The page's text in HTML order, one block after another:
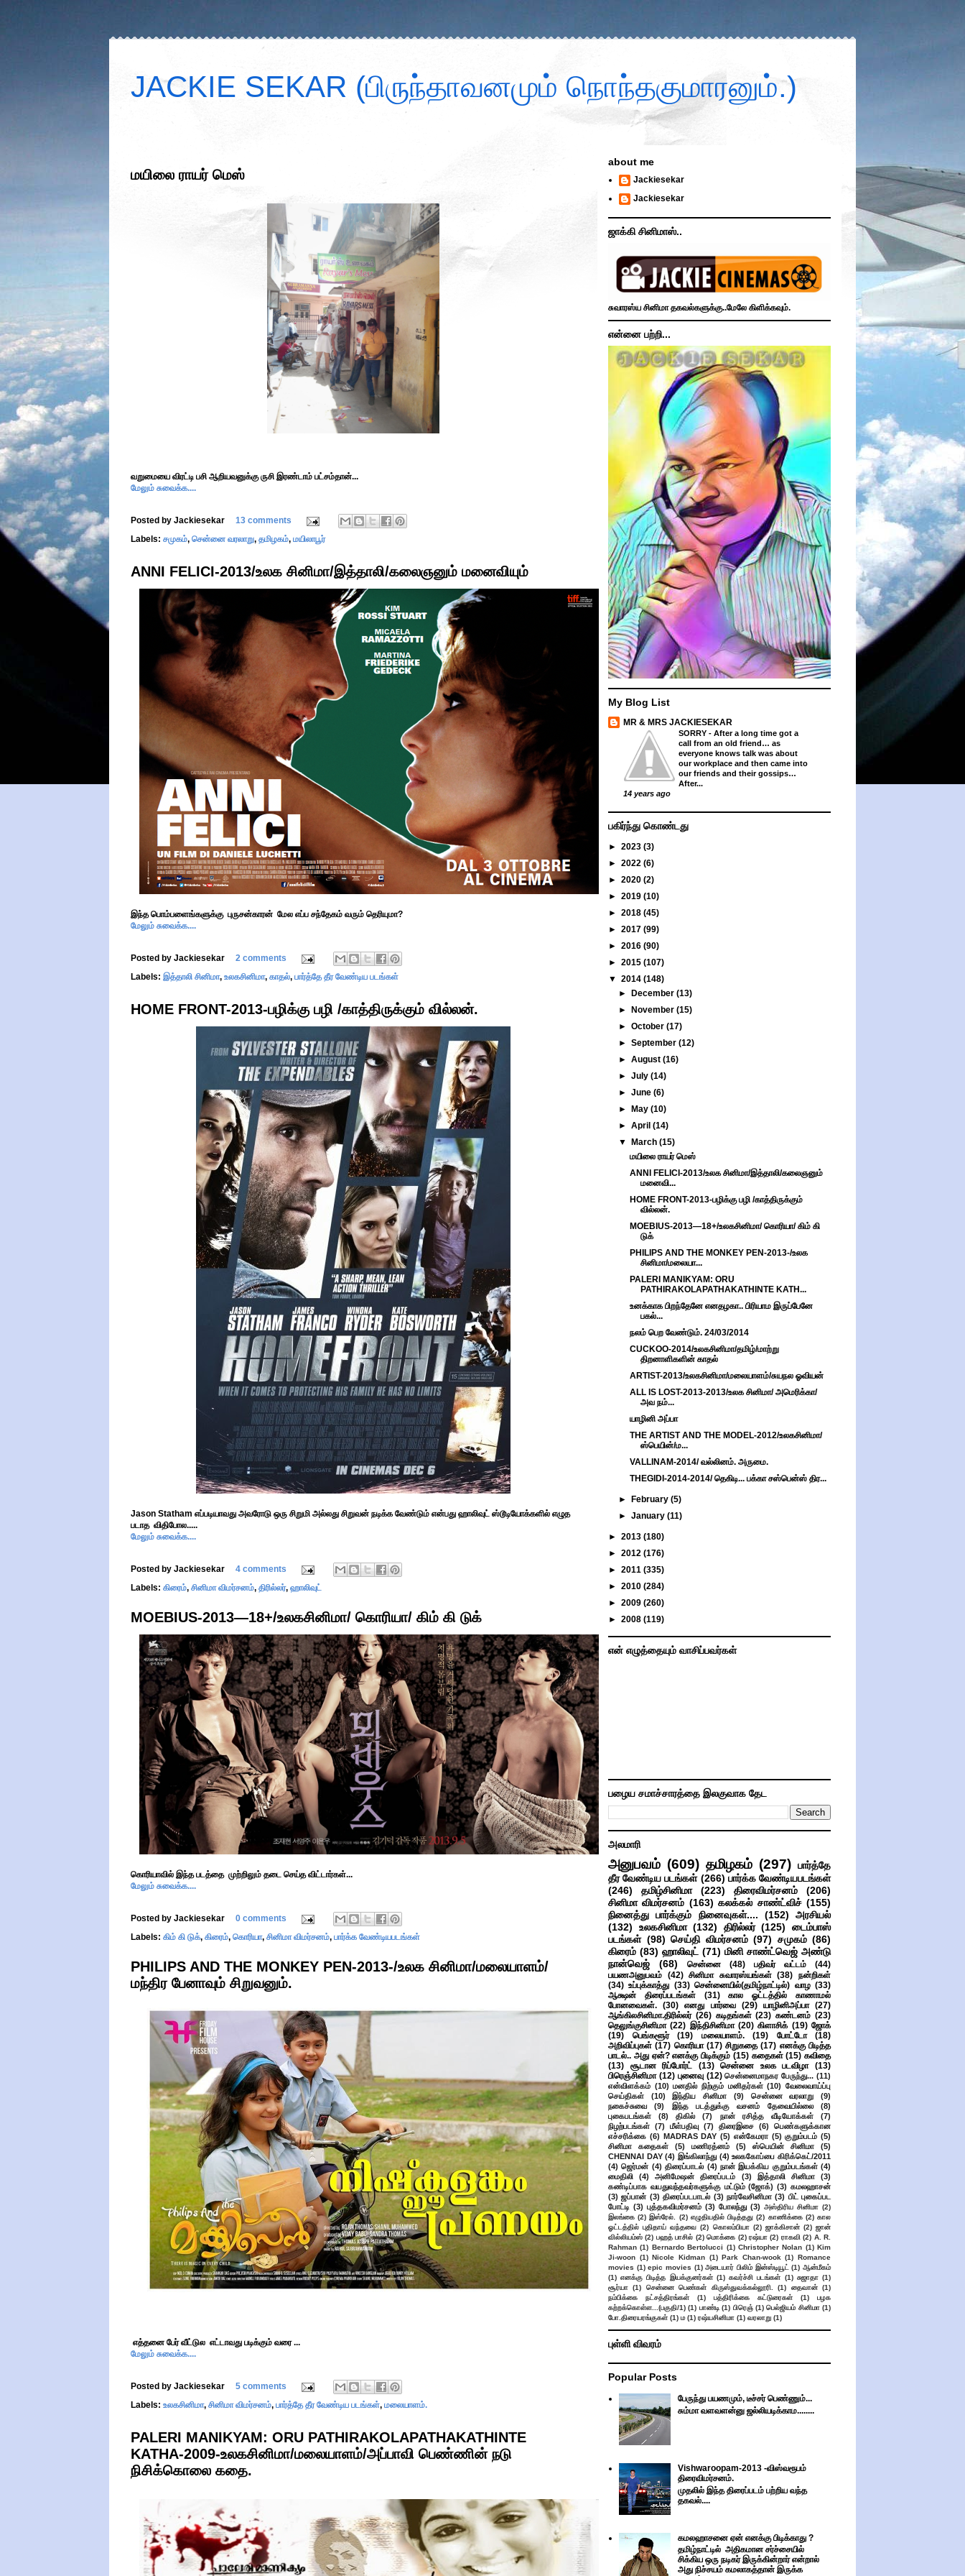
JACKIE SEKAR (பிருந்தாவனமும் நொந்தகுமாரனும்.)
மயிலை ராயர் மெஸ்
வறுமையை விரட்டி பசி ஆறியவனுக்கு ருசி இரண்டாம் பட்சம்தான்...
மேலும் சுவைக்க....
Posted by Jackiesekar
13 comments
Labels: சமுகம், சென்னை வரலாறு, தமிழகம், மயிலாபூர்
ANNI FELICI-2013/உலக சினிமா/இத்தாலி/கலைஞனும் மனைவியும்
இந்த பொம்பளைங்களுக்கு புருசன்காரன் மேல எப்ப சந்தேகம் வரும் தெரியுமா?
மேலும் சுவைக்க....
Posted by Jackiesekar
2 comments
Labels: இத்தாலி சினிமா, உலகசினிமா, காதல், பார்த்தே தீர வேண்டிய படங்கள்
HOME FRONT-2013-பழிக்கு பழி /காத்திருக்கும் வில்லன்.
Jason Statham எப்படியாவது அவரோடு ஒரு சிறுமி அல்லது சிறுவன் நடிக்க வேண்டும் என்பது ஹாலிவுட் ஸ்டூடியோக்களில் எழுத
படாத விதிபோல.....
மேலும் சுவைக்க....
Posted by Jackiesekar
4 comments
Labels: கிரைம், சினிமா விமர்சனம், திரில்லர், ஹாலிவுட்
MOEBIUS-2013—18+/உலகசினிமா/ கொரியா/ கிம் கி டுக்
கொரியாவில் இந்த படத்தை முற்றிலும் தடை செய்த விட்டார்கள்...
மேலும் சுவைக்க....
Posted by Jackiesekar
0 comments
Labels: கிம் கி டுக், கிரைம், கொரியா, சினிமா விமர்சனம், பார்க்க வேண்டியபடங்கள்
PHILIPS AND THE MONKEY PEN-2013-/உலக சினிமா/மலையாளம்/
மந்திர பேனாவும் சிறுவனும்.
எத்தனை பேர் வீட்டுல எட்டாவது படிக்கும் வரை ...
மேலும் சுவைக்க....
Posted by Jackiesekar
5 comments
Labels: உலகசினிமா, சினிமா விமர்சனம், பார்த்தே தீர வேண்டிய படங்கள், மலையாளம்.
PALERI MANIKYAM: ORU PATHIRAKOLAPATHAKATHINTE
KATHA-2009-உலகசினிமா/மலையாளம்/அப்பாவி பெண்ணின் நடு
நிசிக்கொலை கதை.
about me
Jackiesekar
Jackiesekar
ஜாக்கி சினிமாஸ்..
சுவாரஸ்ய சினிமா தகவல்களுக்கு..மேலே கிளிக்கவும்.
என்னை பற்றி...
My Blog List
MR & MRS JACKIESEKAR
SORRY - After a long time got a
call from an old friend… as
everyone knows talk was about
our workplace and then came into
our friends and their gossips…
After...
14 years ago
பகிர்ந்து கொண்டது
► 2023 (3)
► 2022 (6)
► 2020 (2)
► 2019 (10)
► 2018 (45)
► 2017 (99)
► 2016 (90)
► 2015 (107)
▼ 2014 (148)
►
December(13)
►
November(15)
►October(17)
►September(12)
►August(16)
►July(14)
►June(6)
►
May(10)
►April(14)
▼
March(15)
மயிலை ராயர் மெஸ்
ANNI FELICI-2013/உலக சினிமா/இத்தாலி/கலைஞனும்
மனைவி...
HOME FRONT-2013-பழிக்கு பழி /காத்திருக்கும்
வில்லன்.
MOEBIUS-2013—18+/உலகசினிமா/ கொரியா/ கிம் கி
டுக்
PHILIPS AND THE MONKEY PEN-2013-/உலக
சினிமா/மலையா...
PALERI MANIKYAM: ORU
PATHIRAKOLAPATHAKATHINTE KATH...
உனக்காக பிறந்தேனே எனதழகா.. பிரியாம இருப்பேனே
பகல்...
நலம் பெற வேண்டும். 24/03/2014
CUCKOO-2014/உலகசினிமா/தமிழ்/மாற்று
திறனாளிகளின் காதல்
ARTIST-2013/உலகசினிமா/மலையாளம்/சுயநல ஓவியன்
ALL IS LOST-2013-2013/உலக சினிமா/ அமெரிக்கா/
அவ நம்...
யாழினி அப்பா
THE ARTIST AND THE MODEL-2012/உலகசினிமா/
ஸ்பெயின்/ம...
VALLINAM-2014/ வல்லினம். அருமை.
THEGIDI-2014-2014/ தெகிடி... பக்கா சஸ்பென்ஸ் திர...
► February(5)
►January(11)
► 2013 (180)
► 2012 (176)
► 2011 (335)
► 2010 (284)
► 2009 (260)
► 2008 (119)
என் எழுத்தையும் வாசிப்பவர்கள்
பழைய சமாச்சாரத்தை இலகுவாக தேட
அலமாரி
அனுபவம் (609) தமிழகம் (297) பார்த்தே
தீர வேண்டிய படங்கள் (266) பார்க்க வேண்டியபடங்கள்
(246)
தமிழ்சினிமா (223) திரைவிமர்சனம்
(206)
சினிமா விமர்சனம் (163) கலக்கல் சாண்ட்விச் (155)
நினைத்து பார்க்கும் நினைவுகள்....
(152)
அரசியல்
(132)
உலகசினிமா (132) திரில்லர் (125)
டைம்பாஸ்
படங்கள் (98) செய்தி விமர்சனம் (97) சமுகம் (86)
கிரைம் (83) ஹாலிவுட் (71) மினி சாண்ட்வெஜ் அண்டு
நான்வெஜ்
(68) சென்னை (48) பதிவர் வட்டம்
(44)
பயணஅனுபவம் (42) சினிமா சுவாரஸ்யங்கள் (38) நன்றிகள்
(34) உப்புக்காத்து (33) சென்னையில்(தமிழ்நாட்டில்) வாழ (33)
ஆக்ஷன் திரைப்படங்கள்
(31)
கால ஓட்டத்தில் காணாமல்
போனவைகள். (30) எனது பார்வை (29) யாழினிஅப்பா (27)
ஆங்கிலசினிமா.திரில்லர் (26) கடிதங்கள் (23) கண்டனம் (23)
தெலுங்குசினிமா (22) இந்திசினிமா (20) கிளாசிக் (19) ஜோக்
(19)
பெங்களூர் (19) மலையாளம். (19) போட்டோ
(18)
அறிவிப்புகள் (17) கொரியா (17) சிறுகதை (17) எனக்கு பிடித்த
பாடல்.. அது ஏன்? எனக்கு பிடிக்கும் (15) கதைகள் (15) கவிதை
(13)
சூடான ரிப்போர்ட் (13) சென்னை உலக படவிழா
(13)
பிரெஞ்சினிமா (12) புனைவு (12) சென்னைமாநகர பேருந்து... (11)
என்விளக்கம் (10) மனதில் நிற்கும் மனிதர்கள் (10) வேலைவாய்ப்பு
செய்திகள்
(10) இந்திய சினிமா (9) சென்னை வரலாறு
(9)
நகைச்சுவை
(9) இந்த படத்துக்கு வசனம் தேவையில்லை
(8)
புகைபடங்கள்
(8) திகில் (7) நான் ரசித்த வீடியோக்கள்
(7)
நிழற்படங்கள் (7) மீள்பதிவு (7) திரைஇசை (6)
பெண்களுக்கான
எச்சரிக்கை (6) MADRAS DAY (5) என்கேமரா (5) குறும்படம் (5)
சினிமா கதைகள்
(5) மணிரத்னம் (5) ஸ்பெயின் சினிமா
(5)
CHENNAI DAY (4) இங்கிலாந்து (4) உலககோப்பை கிரிக்கெட்/2011
(4) ஜெர்மன் (4) திரைப்பாடல் (4) நான் இயக்கிய குறும்படங்கள் (4)
மைதிலி
(4) அனிமேஷன் திரைப்படம் (3) இத்தாலி சினிமா
(3)
கண்டிப்பாக வயதுவந்தவர்களுக்கு மட்டும் (ஜோக்) (3) கமலஹாசன்
(3) ஜப்பான் (3) திரைப்படபாடல் (3) நார்வேசினிமா (3) பிட் புகைப்பட
போட்டி (3) புத்தகவிமர்சனம் (3) போலந்து (3) அஸ்திரிய சினிமா (2)
இலங்கை (2) இஸ்ரேல். (2) எழுதியதில் பிடித்தது (2) காணிக்கை (2) கால
ஓட்டத்தில் புதிதாய் வந்தவை (2) கொலம்பியா (2) ஜாக்கிசான் (2) ஜான்
வில்லியம்ஸ் (2) பஹத் பாசில் (2) மொக்கை (2) ரஷ்யா (2) ராகவி (2) A. R.
Rahman (1) Bernardo Bertolucci (1) Christopher Nolan (1) Kim
Ji-woon (1) Nicole Kidman (1) Park Chan-wook (1) Romance
movies (1) epic movies (1) அடையார் பிலிம் இன்ஸ்டியூட் (1) ஆன்மீகம்
(1) எனக்கு பிடித்த இயக்குனர்கள் (1) கவர்ச்சி படங்கள் (1) சுஜாதா (1)
சூர்யா (1) சென்னை பெண்கள் கிருஸ்துவக்கல்லூரி. (1) தைவான் (1)
நம்பிக்கை நட்சத்திரங்கள்
(1) பத்திரிக்கை கட்டுரைகள் (1)
பழக
கற்றக்கொள்ள...(பகுதி/1) (1) பாண்டி (1) பிரெஞ் (1) பெல்ஜியம் சினிமா (1)
போ.திரையரங்குகள் (1) ம (1) ரஷ்யசினிமா (1) வரலாறு (1)
புள்ளி விவரம்
Popular Posts
பேருந்து பயணமும், டீச்சர் பெண்ணும்...
சும்மா வளவளன்னு ஜல்லியடிக்காம........
Vishwaroopam-2013 -விஸ்வரூபம்
திரைவிமர்சனம்.
முதலில் இந்த திரைப்படம் பற்றிய வந்த
தகவல்....
கமலஹாசனை ஏன் எனக்கு பிடிக்காது ?
தமிழ்நாட்டில் அதிகமான சர்ச்சையில்
சிக்கிய ஒரு நடிகர் இருக்கின்றார் என்றால்
அது நிச்சயம் கமலாகத்தான் இருக்க